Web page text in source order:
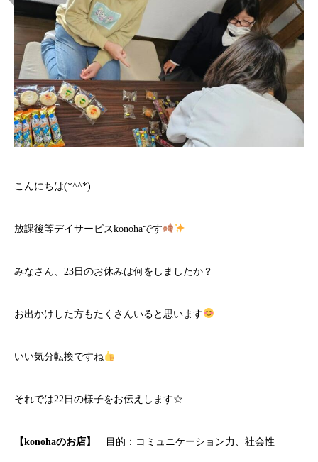
こんにちは(*^^*)
放課後等デイサービスkonohaです
みなさん、23日のお休みは何をしましたか？
お出かけした方もたくさんいると思います
いい気分転換ですね
それでは22日の様子をお伝えします☆
【konohaのお店】 目的：コミュニケーション力、社会性